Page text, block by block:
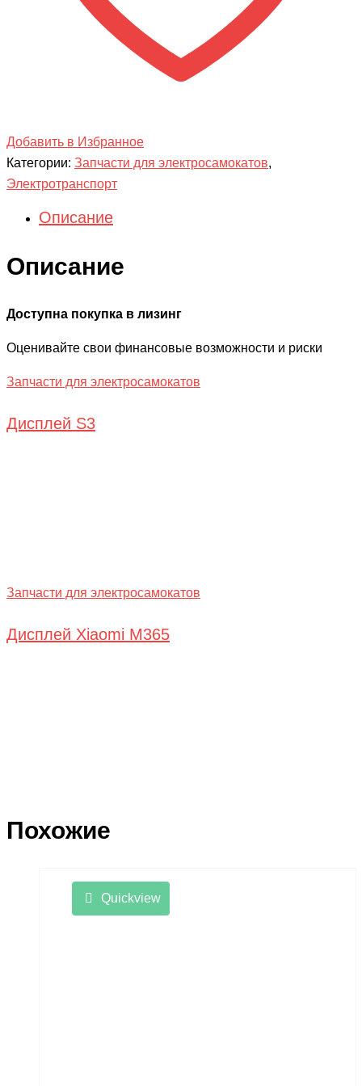
Добавить в Избранное
Категории: Запчасти для электросамокатов,
Электротранспорт
Описание
Описание
Доступна покупка в лизинг
Оценивайте свои финансовые возможности и риски
Запчасти для электросамокатов
Дисплей S3
Запчасти для электросамокатов
Дисплей Xiaomi M365
Похожие
Quickview